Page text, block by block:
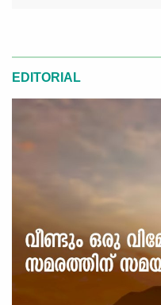
EDITORIAL